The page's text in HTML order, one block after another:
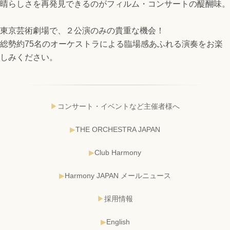
晴らしさを再発見できるのがフィルム・コンサートの醍醐味。
東京芸術劇場で、２公演のみの貴重な機会！
総勢約75名のオーケストラによる臨場感あふれる演奏をお楽
しみください。
コンサート・イベントなど主催者様へ
THE ORCHESTRA JAPAN
Club Harmony
Harmony JAPAN メールニュース
採用情報
English